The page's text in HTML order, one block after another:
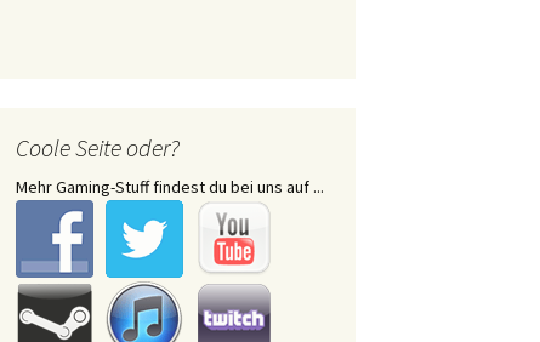
Coole Seite oder?
Mehr Gaming-Stuff findest du bei uns auf ...